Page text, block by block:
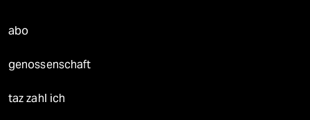
abo
genossenschaft
taz zahl ich